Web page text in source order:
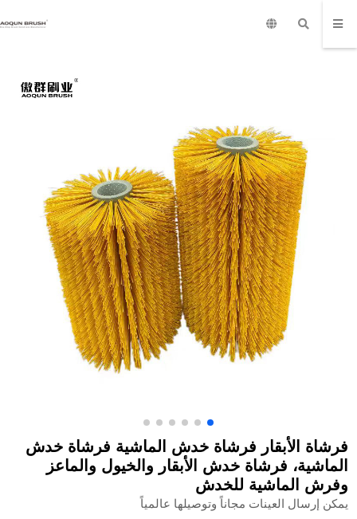
فرشاة الأبقار فرشاة خدش الماشية فرشاة خدش
الماشية، فرشاة خدش الأبقار والخيول والماعز
وفرش الماشية للخدش
يمكن إرسال العينات مجاناً وتوصيلها عالمياً